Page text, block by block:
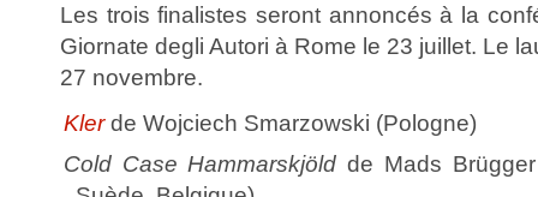
Les trois finalistes seront annoncés à la
Giornate degli Autori à Rome le 23 juillet. Le
27 novembre.
Klerde Wojciech Smarzowski (Pologne)
Cold Case Hammarskjöld de Mads